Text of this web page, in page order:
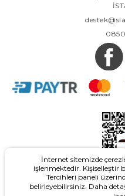
İnternet sitemizde
işlenmektedir. Kişiselleştir
Tercihleri paneli
belirleyebilirsiniz. Daha